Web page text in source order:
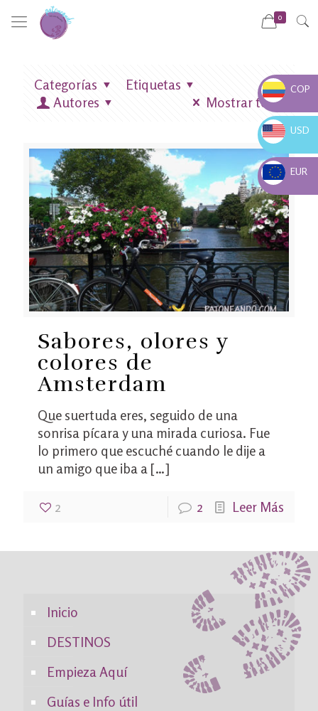
0
Categorías
Etiquetas
Autores
Mostrar todo
Sabores, olores y
colores de
Amsterdam
Que suertuda eres, seguido de una
sonrisa pícara y una mirada curiosa. Fue
lo primero que escuché cuando le dije a
un amigo que iba a […]
2 2 Leer Más
Inicio
DESTINOS
Empieza Aquí
Guías e Info útil
COP $
COP
USD $
USD
EUR €
EUR